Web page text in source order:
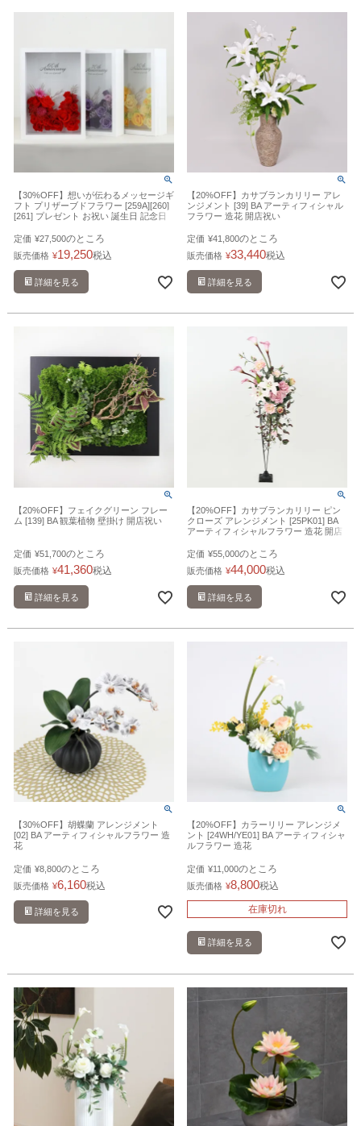
【30%OFF】想いが伝わるメッセージギ
フト プリザーブドフラワー [259A][260]
[261] プレゼント お祝い 誕生日 記念日
定価 ¥27,500のところ
販売価格 ¥19,250税込
詳細を見る
【20%OFF】カサブランカリリー アレ
ンジメント [39] BA アーティフィシャル
フラワー 造花 開店祝い
定価 ¥41,800のところ
販売価格 ¥33,440税込
詳細を見る
【20%OFF】フェイクグリーン フレー
ム [139] BA 観葉植物 壁掛け 開店祝い
定価 ¥51,700のところ
販売価格 ¥41,360税込
詳細を見る
【20%OFF】カサブランカリリー ピン
クローズ アレンジメント [25PK01] BA
アーティフィシャルフラワー 造花 開店
定価 ¥55,000のところ
販売価格 ¥44,000税込
詳細を見る
【30%OFF】胡蝶蘭 アレンジメント
[02] BA アーティフィシャルフラワー 造
花
定価 ¥8,800のところ
販売価格 ¥6,160税込
詳細を見る
【20%OFF】カラーリリー アレンジメ
ント [24WH/YE01] BA アーティフィシャ
ルフラワー 造花
定価 ¥11,000のところ
販売価格 ¥8,800税込
在庫切れ
詳細を見る